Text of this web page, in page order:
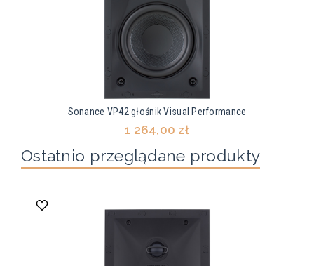
Sonance VP42 głośnik Visual Performance
1 264,00 zł
Ostatnio przeglądane produkty